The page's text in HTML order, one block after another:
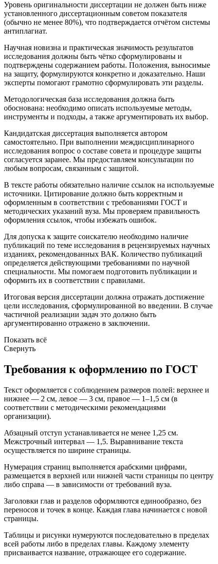
Уровень оригинальности диссертации не должен быть ниже
установленного диссертационным советом показателя
(обычно не менее 80%), что подтверждается отчётом системы
антиплагиат.
Научная новизна и практическая значимость результатов
исследования должны быть чётко сформулированы и
подтверждены содержанием работы. Положения, выносимые
на защиту, формулируются конкретно и доказательно. Наши
эксперты помогают грамотно сформулировать эти разделы.
Методологическая база исследования должна быть
обоснована: необходимо описать используемые методы,
инструменты и подходы, а также аргументировать их выбор.
Кандидатская диссертация выполняется автором
самостоятельно. При выполнении междисциплинарного
исследования вопрос о составе совета и процедуре защиты
согласуется заранее. Мы предоставляем консультации по
любым вопросам, связанным с защитой.
В тексте работы обязательно наличие ссылок на используемые
источники. Цитирование должно быть корректным и
оформленным в соответствии с требованиями ГОСТ и
методических указаний вуза. Мы проверяем правильность
оформления ссылок, чтобы избежать ошибок.
Для допуска к защите соискателю необходимо наличие
публикаций по теме исследования в рецензируемых научных
изданиях, рекомендованных ВАК. Количество публикаций
определяется действующими требованиями по научной
специальности. Мы помогаем подготовить публикации и
оформить их в соответствии с правилами.
Итоговая версия диссертации должна отражать достижение
цели исследования, сформулированной во введении. В случае
частичной реализации задач это должно быть
аргументированно отражено в заключении.
Показать всё
Свернуть
Требования к оформлению по ГОСТ
Текст оформляется с соблюдением размеров полей: верхнее и
нижнее — 2 см, левое — 3 см, правое — 1–1,5 см (в
соответствии с методическими рекомендациями
организации).
Абзацный отступ устанавливается не менее 1,25 см.
Межстрочный интервал — 1,5. Выравнивание текста
осуществляется по ширине страницы.
Нумерация страниц выполняется арабскими цифрами,
размещается в верхней или нижней части страницы по центру
либо справа — в зависимости от требований вуза.
Заголовки глав и разделов оформляются единообразно, без
переносов и точек в конце. Каждая глава начинается с новой
страницы.
Таблицы и рисунки нумеруются последовательно в пределах
всей работы либо в пределах главы. Каждому элементу
присваивается название, отражающее его содержание.